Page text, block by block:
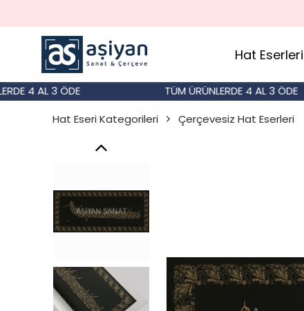
Hat Eserleri
4 AL 3 ÖDE TÜM ÜRÜNLERDE 4 AL 3 ÖDE
Hat Eseri Kategorileri
Çerçevesiz Hat Eserleri